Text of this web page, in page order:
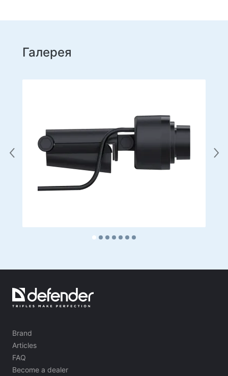
Галерея
Brand
Articles
FAQ
Become a dealer